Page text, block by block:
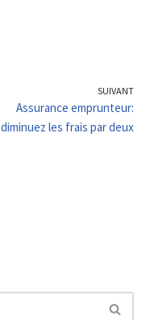
SUIVANT
Assurance emprunteur:
diminuez les frais par deux